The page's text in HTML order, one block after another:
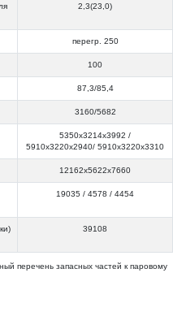
2,3(23,0)
перегр. 250
100
87,3/85,4
3160/5682
5350x3214x3992 /
5910x3220x2940/ 5910x3220x3310
12162х5622х7660
19035 / 4578 / 4454
39108
перечень запасных частей к паровому